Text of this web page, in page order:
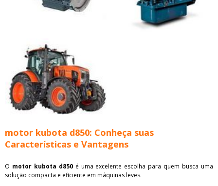
motor kubota d850: Conheça suas
Características e Vantagens
O motor kubota d850é uma excelente escolha para quem busca uma
solução compacta e eficiente em máquinas leves.